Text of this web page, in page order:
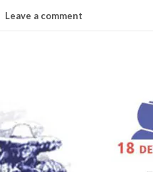
Leave a comment